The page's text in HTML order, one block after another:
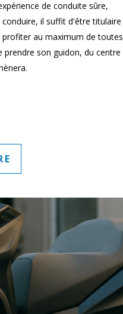
de conduite sûre,
il suffit d'être titulaire
au maximum de toutes
son guidon, du centre